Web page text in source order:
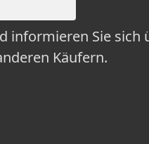
informieren Sie sich
Käufern.